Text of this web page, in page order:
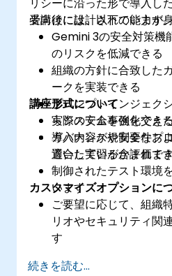
者向けに設計されています
受講後には、以下の能力が
Gemini 3の安全対策機
のリスクを低減できる
組織の方針に合致した
ークを実装できる
プロンプトインジェク
らシステムを強化でき
導入内容が規制要件お
適合しているか評価で
講座形式について
実際の安全事例を交え
ガバナンスや安全なプ
置いた実習が含まれま
制御されたテスト環境
います
カスタマイズオプションに
ご要望に応じて、組織
リオやセキュリティ関
す
続きを読む...